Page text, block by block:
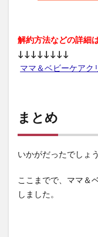
解約方法などの詳細
↓↓↓↓↓↓↓↓
ママ＆ベビーケアク
まとめ
いかがだったでしょ
ここまでで、ママ＆
しました。